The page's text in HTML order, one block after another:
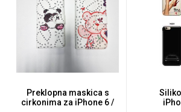
Preklopna maskica s
cirkonima za iPhone 6 /